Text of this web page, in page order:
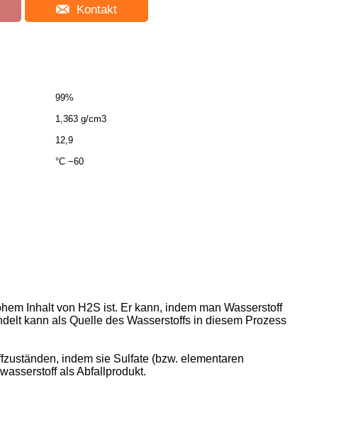
Kontakt
99%
1,363 g/cm3
12,9
°C −60
Inhalt von H2S ist. Er kann, indem man Wasserstoff
kann als Quelle des Wasserstoffs in diesem Prozess
indem sie Sulfate (bzw. elementaren
als Abfallprodukt.